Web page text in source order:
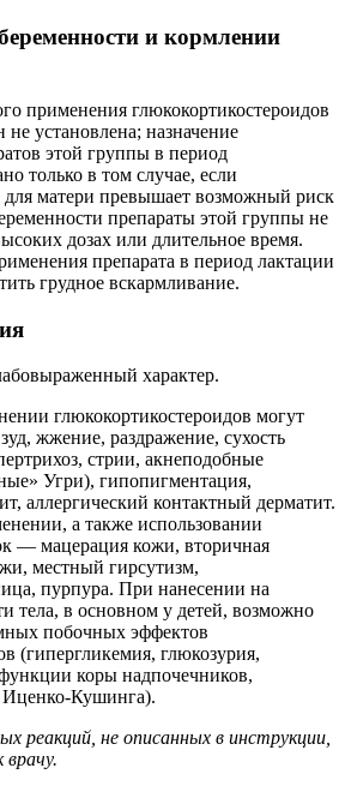
и кормлении
применения глюкокортикостероидов
установлена; назначение
этой группы в период
только в том случае, если
для матери превышает возможный риск
препараты этой группы не
дозах или длительное время.
препарата в период лактации
грудное вскармливание.
характер.
глюкокортикостероидов могут
жжение, раздражение, сухость
стрии, акнеподобные
Угри), гипопигментация,
аллергический контактный дерматит.
а также использовании
— мацерация кожи, вторичная
местный гирсутизм,
пурпура. При нанесении на
тела, в основном у детей, возможно
побочных эффектов
(гипергликемия, глюкозурия,
коры надпочечников,
Иценко-Кушинга).
реакций, не описанных в инструкции,